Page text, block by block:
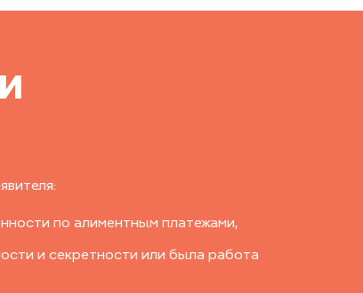
по алиментным платежами,
и секретности или была работа